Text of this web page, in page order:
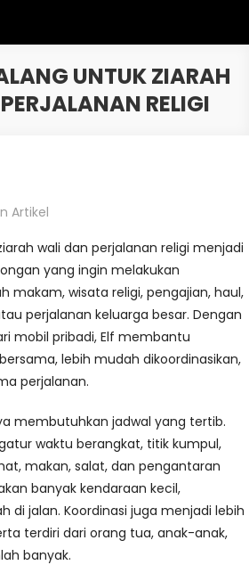
UNTUK ZIARAH
RELIGI
Artikel
wali dan perjalanan religi menjadi
yang ingin melakukan
makam, wisata religi, pengajian, haul,
perjalanan keluarga besar. Dengan
mobil pribadi, Elf membantu
lebih mudah dikoordinasikan,
perjalanan.
membutuhkan jadwal yang tertib.
waktu berangkat, titik kumpul,
makan, salat, dan pengantaran
banyak kendaraan kecil,
di jalan. Koordinasi juga menjadi lebih
terdiri dari orang tua, anak-anak,
banyak.